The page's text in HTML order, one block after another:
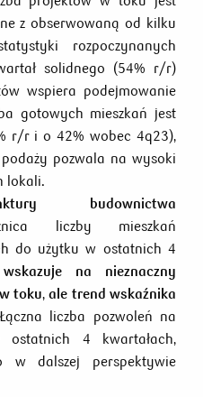
z obserwowaną od kilku
rozpoczynanych
solidnego (54% r/r)
wspiera podejmowanie
gotowych mieszkań jest
r/r i o 42% wobec 4q23),
pozwala na wysoki
lokali.
budownictwa
liczby mieszkań
do użytku w ostatnich 4
na nieznaczny
toku,ale trend wskaźnika
Łączna liczba pozwoleń na
4 kwartałach,
w dalszej perspektywie